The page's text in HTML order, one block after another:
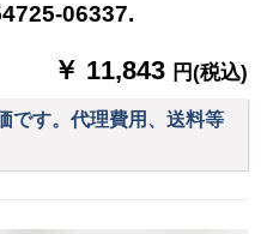
06337.
￥ 11,843 円(税込)
です。代理費用、送料等